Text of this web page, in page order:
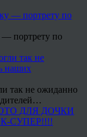
— портрету по
так не ожиданно